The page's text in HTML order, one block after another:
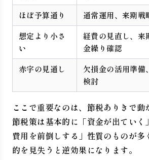
ほぼ予算通り
通常運用、来期戦
想定より小さ
い
経費の見直し、来
金繰り確認
赤字の見通し
欠損金の活用準備
検討
ここで重要なのは、節税ありきで動
節税策は基本的に「資金が出ていく
費用を前倒しする」性質のものが多
的を見失うと逆効果になります。